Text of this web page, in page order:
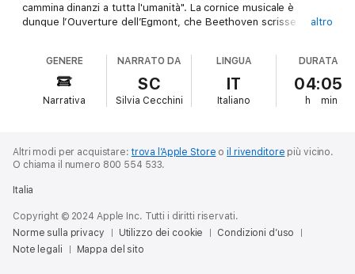
cammina dinanzi a tutta l'umanità". La cornice musicale è
dunque l’Ouverture dell’Egmont, che Beethoven scrisse
altro
GENERE
Narrativa
NARRATO DA
SC
Silvia Cecchini
LINGUA
IT
Italiano
DURATA
04:05
h min
Altri modi per acquistare:trova l’Apple Store oil rivenditore più vicino.
O chiama il numero 800 554 533.
Italia
Copyright © 2024 Apple Inc. Tutti i diritti riservati.
Norme sulla privacy
Utilizzo dei cookie
Condizioni d’uso
Note legali
Mappa del sito